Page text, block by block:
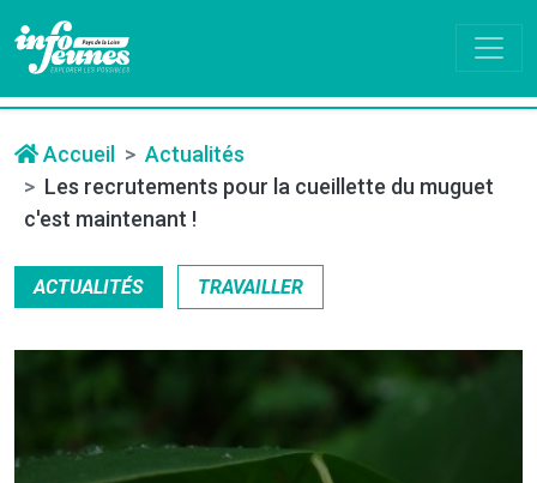
Accueil
Actualités
Les recrutements pour la cueillette du muguet
c'est maintenant !
ACTUALITÉS TRAVAILLER